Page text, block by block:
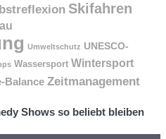
Skifahren
Umweltschutz UNESCO-
Wassersport Wintersport
Balance Zeitmanagement
Shows so beliebt bleiben